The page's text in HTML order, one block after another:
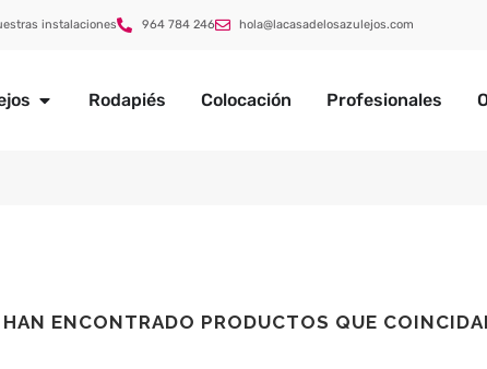
instalaciones 964 784 246 hola@lacasadelosazulejos.com
Rodapiés Colocación Profesionales
HAN ENCONTRADO PRODUCTOS QUE